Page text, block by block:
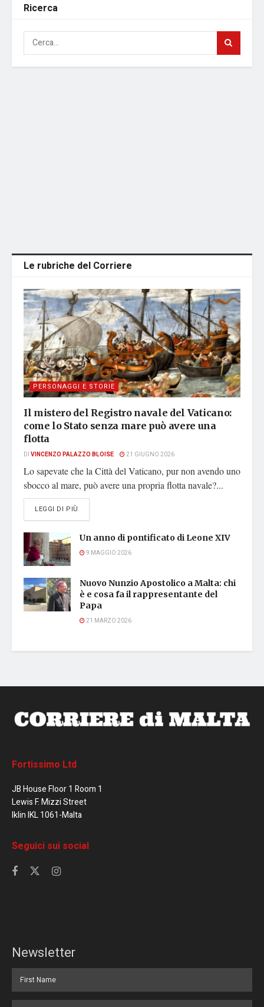
Ricerca
Le rubriche del Corriere
PERSONAGGI E STORIE
Il mistero del Registro navale del Vaticano:
come lo Stato senza mare può avere una
flotta
DI VINCENZO PALAZZO BLOISE 21 GIUGNO 2026
Lo sapevate che la Città del Vaticano, pur non avendo uno
sbocco al mare, può avere una propria flotta navale?...
LEGGI DI PIÙ
Un anno di pontificato di Leone XIV
9 MAGGIO 2026
Nuovo Nunzio Apostolico a Malta: chi
è e cosa fa il rappresentante del
Papa
21 MARZO 2026
Fortissimo Ltd
JB House Floor 1 Room 1
Lewis F. Mizzi Street
Iklin IKL 1061-Malta
Seguici sui social
Newsletter